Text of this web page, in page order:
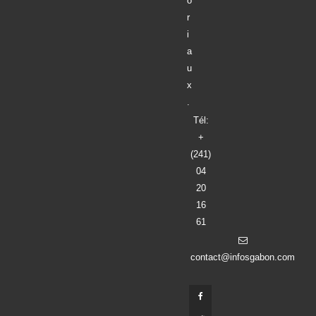
r
i
a
u
x
.
Tél:
+
(241)
04
20
16
61
contact@infosgabon.com